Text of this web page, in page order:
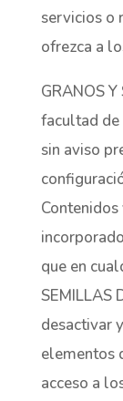
servicios o
ofrezca a
GRANOS
facultad de
sin aviso
que en
SEMILLAS
desactivar
elementos
acceso a